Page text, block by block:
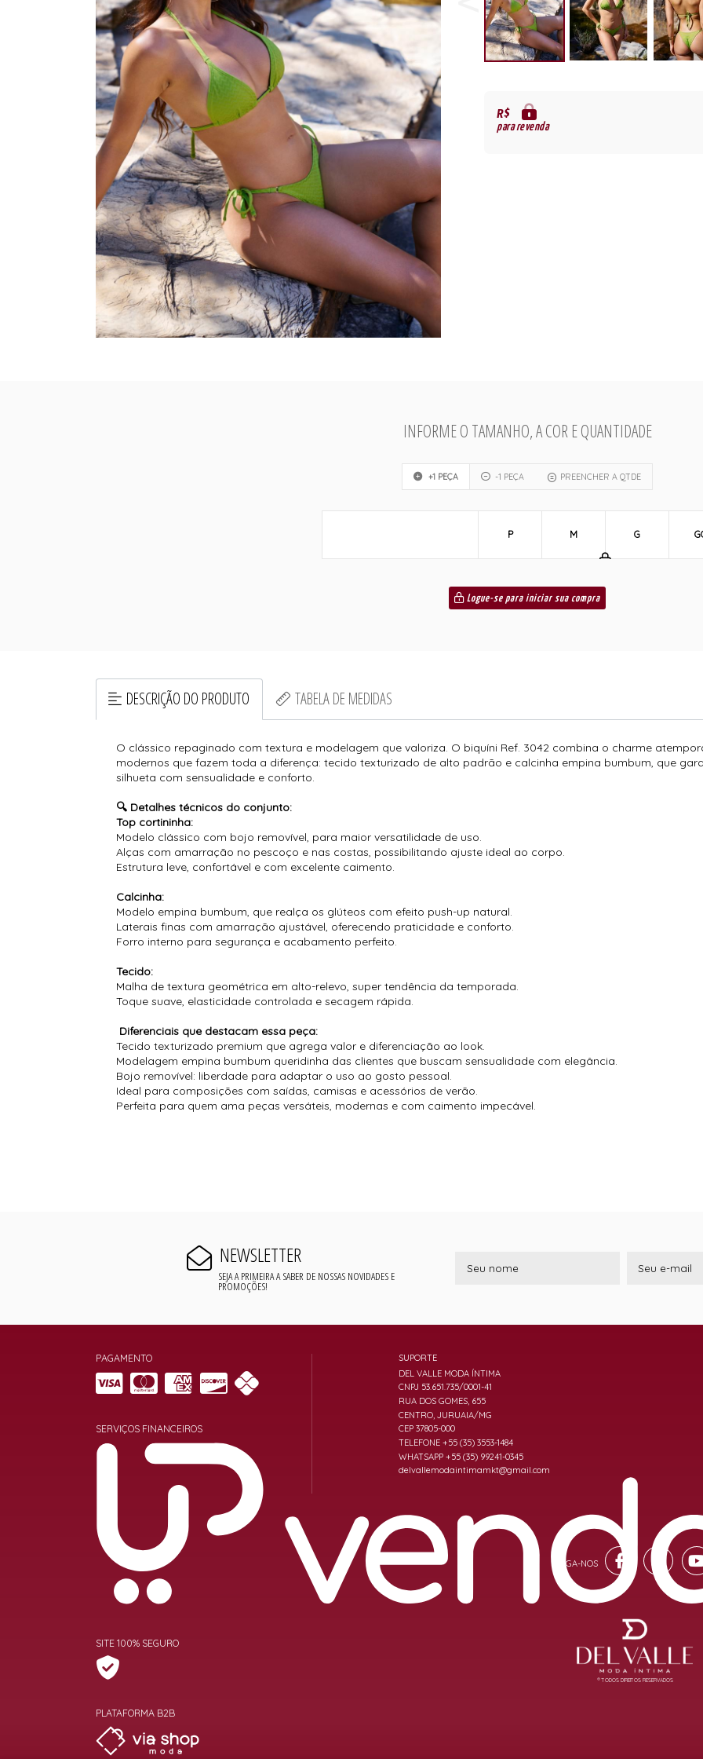
R$
para revenda
INFORME O TAMANHO, A COR E QUANTIDADE
+1 PEÇA -1 PEÇA PREENCHER A QTDE
P M G
Logue-se para iniciar sua compra
DESCRIÇÃO DO PRODUTO TABELA DE MEDIDAS
O clássico repaginado com textura e modelagem que valoriza. O biquíni Ref. 3042 combina o charme
modernos que fazem toda a diferença: tecido texturizado de alto padrão e calcinha empina bumbum, que
silhueta com sensualidade e conforto.
🔍 Detalhes técnicos do conjunto:
Top cortininha:
Modelo clássico com bojo removível, para maior versatilidade de uso.
Alças com amarração no pescoço e nas costas, possibilitando ajuste ideal ao corpo.
Estrutura leve, confortável e com excelente caimento.
Calcinha:
Modelo empina bumbum, que realça os glúteos com efeito push-up natural.
Laterais finas com amarração ajustável, oferecendo praticidade e conforto.
Forro interno para segurança e acabamento perfeito.
Tecido:
Malha de textura geométrica em alto-relevo, super tendência da temporada.
Toque suave, elasticidade controlada e secagem rápida.
Diferenciais que destacam essa peça:
Tecido texturizado premium que agrega valor e diferenciação ao look.
Modelagem empina bumbum queridinha das clientes que buscam sensualidade com elegância.
Bojo removível: liberdade para adaptar o uso ao gosto pessoal.
Ideal para composições com saídas, camisas e acessórios de verão.
Perfeita para quem ama peças versáteis, modernas e com caimento impecável.
NEWSLETTER
SEJA A PRIMEIRA A SABER DE NOSSAS NOVIDADES E
PROMOÇÕES!
PAGAMENTO
SERVIÇOS FINANCEIROS
SITE 100% SEGURO
PLATAFORMA B2B
SUPORTE
DEL VALLE MODA ÍNTIMA
CNPJ 53.651.735/0001-41
RUA DOS GOMES, 655
CENTRO, JURUAIA/MG
CEP 37805-000
TELEFONE +55 (35) 3553-1484
WHATSAPP +55 (35) 99241-0345
delvallemodaintimamkt@gmail.com
® TODOS DIREITOS RESERVADOS